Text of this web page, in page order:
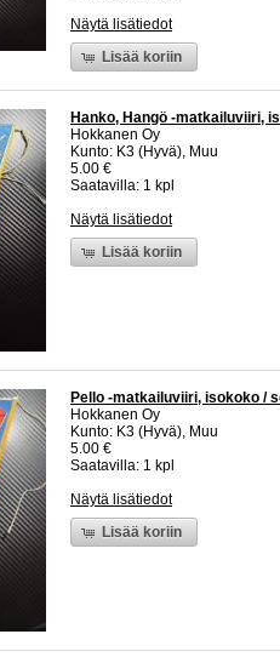
Näytä lisätiedot
Lisää koriin
Hanko, Hangö -matkailuviiri,
Hokkanen Oy
Kunto: K3 (Hyvä), Muu
5.00 €
Saatavilla: 1 kpl
Näytä lisätiedot
Lisää koriin
Pello -matkailuviiri, isokoko /
Hokkanen Oy
Kunto: K3 (Hyvä), Muu
5.00 €
Saatavilla: 1 kpl
Näytä lisätiedot
Lisää koriin